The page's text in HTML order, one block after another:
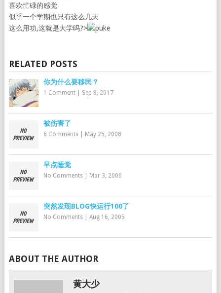
喜欢忙碌的感觉
似乎一个学期也只有这么几天
这么用功,这就是大学吗?>
RELATED POSTS
你为什么要移民？
1 Comment| Sep 8, 2017
被伤害了
6 Comments| May 25, 2008
早点睡觉
No Comments| Mar 3, 2006
突然发现BLOG快运行100了
No Comments| Aug 16, 2005
ABOUT THE AUTHOR
黄大少